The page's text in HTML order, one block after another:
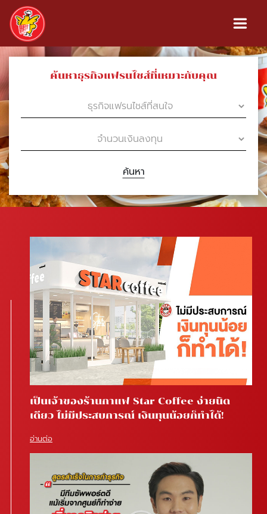
ค้นหาธุรกิจแฟรนไชส์ที่เหมาะกับคุณ
ค้นหา
เป็นเจ้าของร้านกาแฟ Star Coffee ง่ายนิด
เดียว ไม่มีประสบการณ์ เงินทุนน้อยก็ทำได้!
อ่านต่อ